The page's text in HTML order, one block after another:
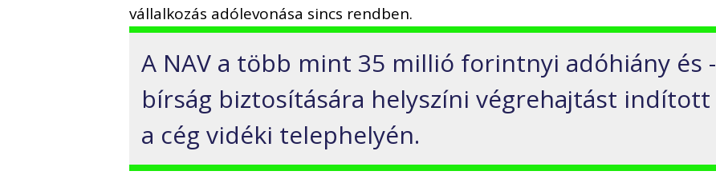
vállalkozás adólevonása sincs rendben.
A NAV a több mint 35 millió forintnyi adóhiány és -
bírság biztosítására helyszíni végrehajtást indított
a cég vidéki telephelyén.